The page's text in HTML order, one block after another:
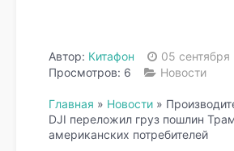
Автор: Китафон
05 сентября
Просмотров: 6
Новости
Главная » Новости »
DJI переложил груз пошлин
американских потребителей